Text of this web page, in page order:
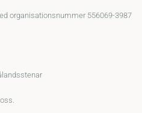
organisationsnummer 556069-3987